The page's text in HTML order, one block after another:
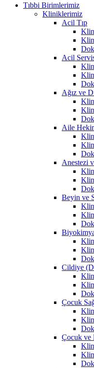
Tıbbi Birimlerimiz
Kliniklerimiz
Acil Tıp
Acil
Ağız ve
Aile
Anestezi
Beyin ve
Cildiye
Çocuk
Çocuk ve